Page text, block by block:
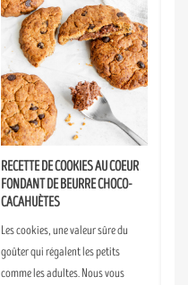
RECETTE DE COOKIES AU COEUR
FONDANT DE BEURRE CHOCO-
CACAHUÈTES
Les cookies, une valeur sûre du
goûter qui régalent les petits
comme les adultes. Nous vous